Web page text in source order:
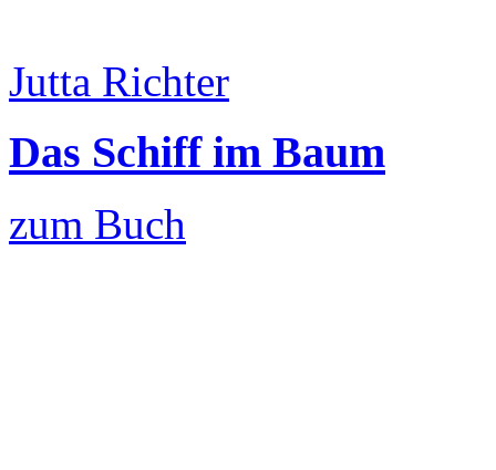
Jutta Richter
Das Schiff im Baum
zum Buch